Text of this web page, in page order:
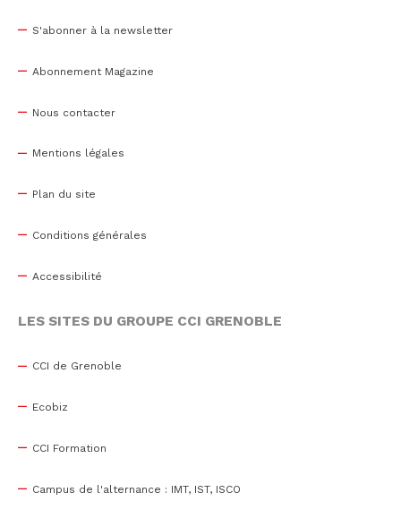
S'abonner à la newsletter
Abonnement Magazine
Nous contacter
Mentions légales
Plan du site
Conditions générales
Accessibilité
LES SITES DU GROUPE CCI GRENOBLE
CCI de Grenoble
Ecobiz
CCI Formation
Campus de l'alternance : IMT, IST, ISCO